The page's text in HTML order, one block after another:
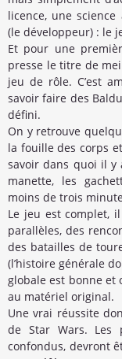
licence, une
(le développeur) : le
Et pour une
presse le titre de
jeu de rôle. C’est
savoir faire des
défini.
On y retrouve
la fouille des corps
savoir dans quoi il y
manette, les
moins de trois
Le jeu est complet,
parallèles, des
des batailles de
(l’histoire générale
globale est bonne et
au matériel original.
Une vrai réussite
de Star Wars. Les
confondus, devront